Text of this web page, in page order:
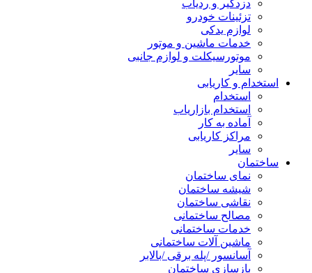
دزدگیر و ردیاب
تزئینات خودرو
لوازم یدکی
خدمات ماشین و موتور
موتورسیکلت و لوازم جانبی
سایر
استخدام و کاریابی
استخدام
استخدام بازاریاب
آماده به کار
مراکز کاریابی
سایر
ساختمان
نمای ساختمان
شیشه ساختمان
نقاشی ساختمان
مصالح ساختمانی
خدمات ساختمانی
ماشین آلات ساختمانی
آسانسور /پله برقی /بالابر
بازسازی ساختمان